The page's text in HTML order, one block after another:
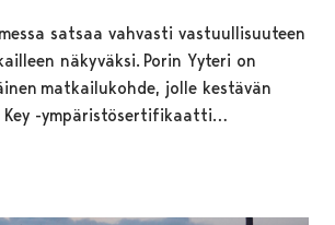
satsaa vahvasti vastuullisuuteen
näkyväksi. Porin Yyteri on
matkailukohde, jolle kestävän
Key -ympäristösertifikaatti…